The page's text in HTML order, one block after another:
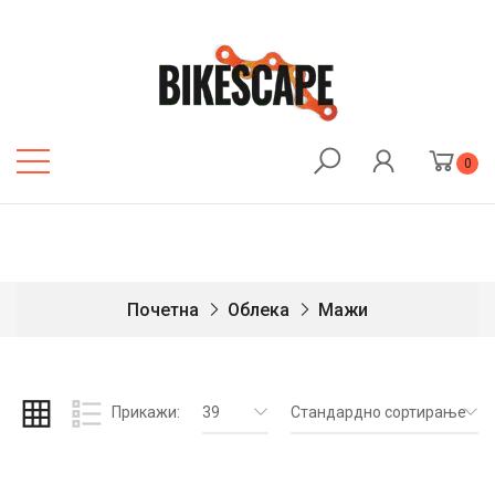
0
Почетна Облека Мажи
Прикажи: 39 Стандардно сортирање